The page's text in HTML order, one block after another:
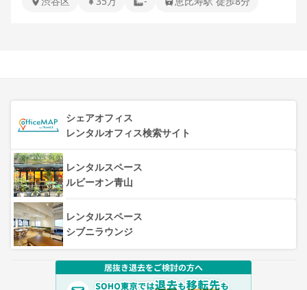
シェアオフィス
レンタルオフィス検索サイト
レンタルスペース
ルビーオン青山
レンタルスペース
シブニラウンジ